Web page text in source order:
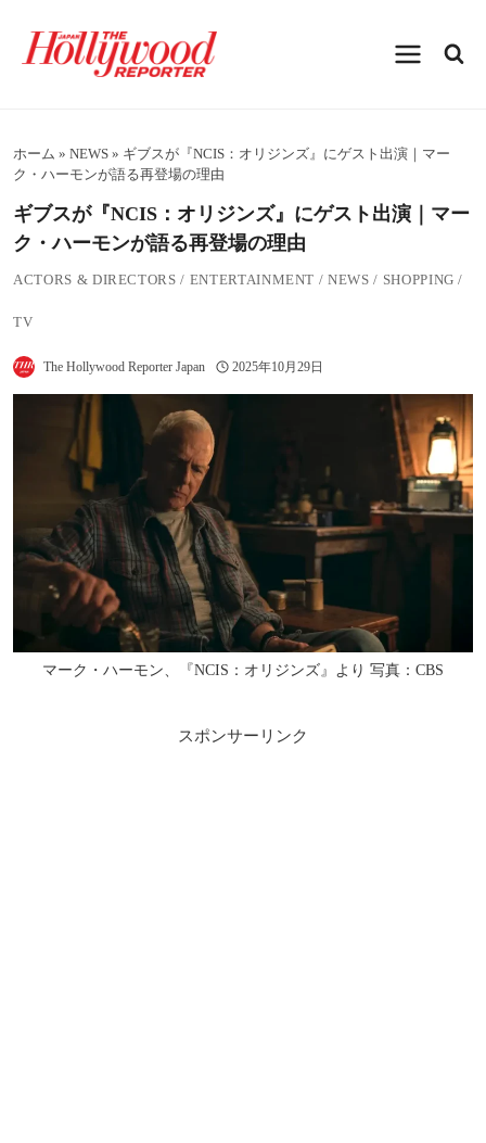
プホーム » NEWS » ギブスが『NCIS：オリジンズ』にゲスト出演｜マー
ク・ハーモンが語る再登場の理由
ギブスが『NCIS：オリジンズ』にゲスト出演｜マー
ク・ハーモンが語る再登場の理由
ACTORS & DIRECTORS / ENTERTAINMENT /NEWS / SHOPPING /
TV
The Hollywood Reporter Japan 2025年10月29日
マーク・ハーモン、『NCIS：オリジンズ』より 写真：CBS
スポンサーリンク